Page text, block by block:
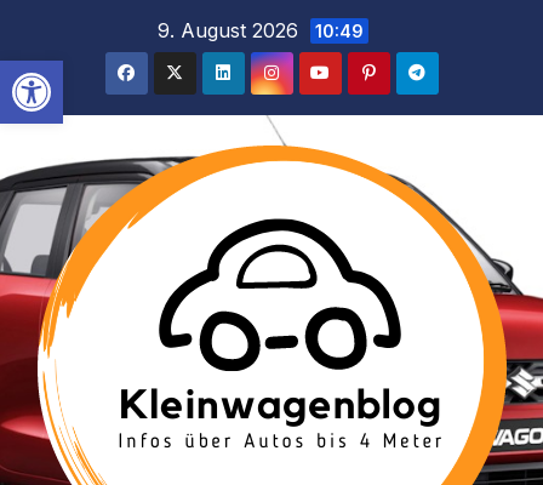
Werkzeugleiste öffnen
springen
9. August 2026 10:49